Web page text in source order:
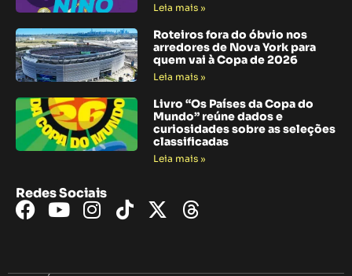
Leia mais »
Roteiros fora do óbvio nos
arredores de Nova York para
quem vai à Copa de 2026
Leia mais »
Livro “Os Países da Copa do
Mundo” reúne dados e
curiosidades sobre as seleções
classificadas
Leia mais »
Redes Sociais